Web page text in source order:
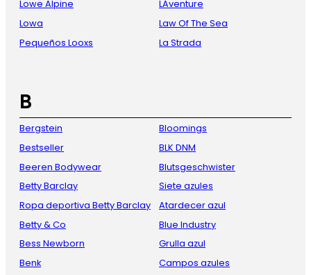
Lowe Alpine
Lowa
Pequeños Looxs
LAventure
Law Of The Sea
La Strada
B
Bergstein
Bestseller
Beeren Bodywear
Betty Barclay
Ropa deportiva Betty Barclay
Betty & Co
Bess Newborn
Benk
Bloomings
BLK DNM
Blutsgeschwister
Siete azules
Atardecer azul
Blue Industry
Grulla azul
Campos azules